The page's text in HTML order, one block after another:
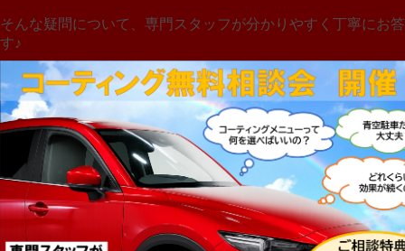
そんな疑問について、専門スタッフが分かりやすく丁寧にお
す♪